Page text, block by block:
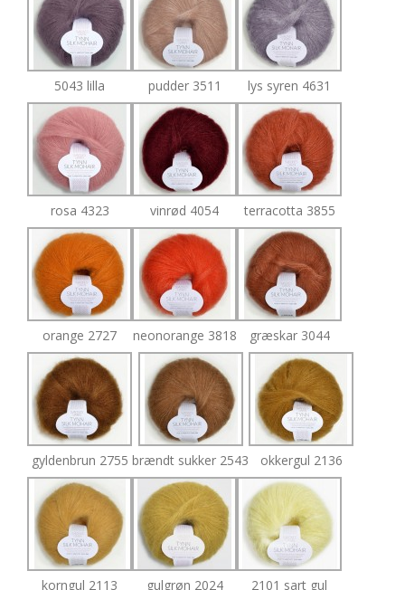
5043 lilla pudder 3511 lys syren 4631
rosa 4323 vinrød 4054 terracotta 3855
orange 2727 neonorange 3818 græskar 3044
gyldenbrun 2755 brændt sukker 2543 okkergul 2136
korngul 2113 gulgrøn 2024 2101 sart gul